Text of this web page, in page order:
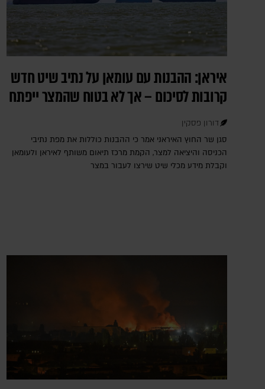
איראן: ההבנות עם עומאן על נתיב שיט חדש
קרובות לסיכום – אך לא בטוח שהמצר ייפתח
דורון פסקין
סגן שר החוץ האיראני אמר כי ההבנות כוללות את מפת נתיבי
הכניסה והיציאה למצר, הקמת מרכז תיאום משותף לאיראן ולעומאן
וקבלת מידע מכלי שיט שירצו לעבור במצר